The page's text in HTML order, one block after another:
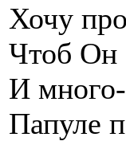
Хочу
Чтоб Он
И
Папуле